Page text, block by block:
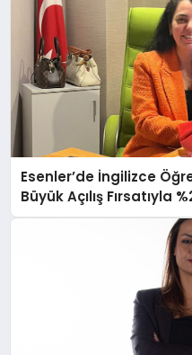
Esenler’de İngilizce
Büyük Açılış Fırsatıyla